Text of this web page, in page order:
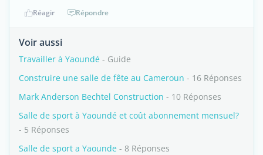
Réagir Répondre
Voir aussi
Travailler à Yaoundé - Guide
Construire une salle de fête au Cameroun - 16 Réponses
Mark Anderson Bechtel Construction - 10 Réponses
Salle de sport à Yaoundé et coût abonnement mensuel?
- 5 Réponses
Salle de sport a Yaounde - 8 Réponses